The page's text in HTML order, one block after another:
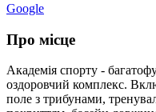
Google
Про місце
Академія спорту -
оздоровчий комплекс.
поле з трибунами,